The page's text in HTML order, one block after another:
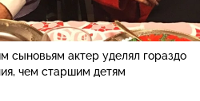
сыновьям актер уделял гораздо
чем старшим детям